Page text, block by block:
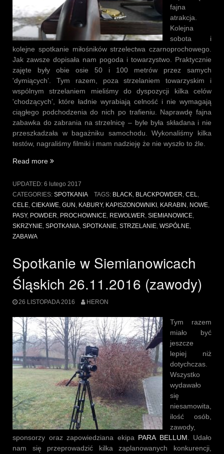
fajna
atrakcja.
Kolejna
sobota i
kolejne spotkanie miłośników strzelectwa czarnoprochowego.
Jak zawsze dopisała nam pogoda i towarzystwo. Praktycznie
zajęte były obie osie 50 i 100 metrów przez samych
'dymiących’. Tym razem, poza strzelaniem towarzyskim i
wspólnym strzelaniem mieliśmy do dyspozycji kilka celów
'chodzących’, które ładnie wyrabiają celność i nie wymagają
ciągłego podchodzenia do nich po trafieniu. Naprawdę fajna
zabawka do zabrania na strzelnicę – byle była składana i nie
przeszkadzała w bagażniku samochodu. Wykonaliśmy kilka
testów, nagraliśmy filmiki i mam nadzieję że nie wyszło to źle.
Read more „Spotkanie
Siemianowicach
Śląskich
04.02.2017”
UPDATED: 6 lutego 2017
CATEGORIES: SPOTKANIA TAGS: BLACK, BLACKPOWDER, CEL,
CELE, CIEKAWE, GUN , KABURY, KAPISZONOWNIKI , KARABIN , NOWE,
PASY, POWDER, PROCHOWNICE, REWOLWER, SIEMIANOWICE,
SKRZYNIE, SPOTKANIA, SPOTKANIE, STRZELANIE, WSPÓLNE,
ZABAWA
Spotkanie w Siemianowicach
Śląskich 26.11.2016 (zawody)
26 LISTOPADA 2016 HERON
Tym razem
miało być
jeszcze
lepiej niż
dotychczas.
Wszystko
wydawało
się
niesamowita,
ilość osób,
zawody,
sponsorzy oraz zapowiedziana ekipa PARA BELLUM. Udało
nam się przeprowadzić kilka zaplanowanych konkurencji,